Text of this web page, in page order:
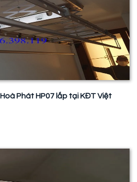
Phát HP07 lắp tại KĐT Việt